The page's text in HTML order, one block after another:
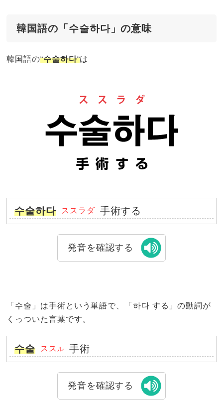
韓国語の「수술하다」の意味
韓国語の“수술하다“は
수술하다 ススラダ 手術する
発音を確認する
「수술」は手術という単語で、「하다 する」の動詞が
くっついた言葉です。
수술 スス ル 手術
発音を確認する